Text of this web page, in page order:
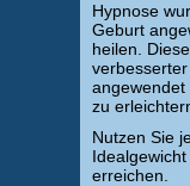
Hypnose
Geburt
heilen.
angewendet
zu
Nutzen Sie
erreichen.